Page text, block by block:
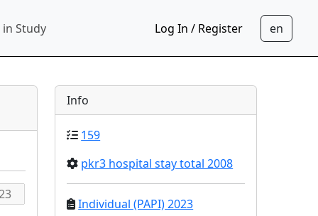
in Study Log In / Register
Info
159
pkr3 hospital stay total 2008
Individual (PAPI) 2023